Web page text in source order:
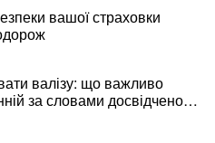
вашої страховки
валізу: що важливо
за словами досвідченої